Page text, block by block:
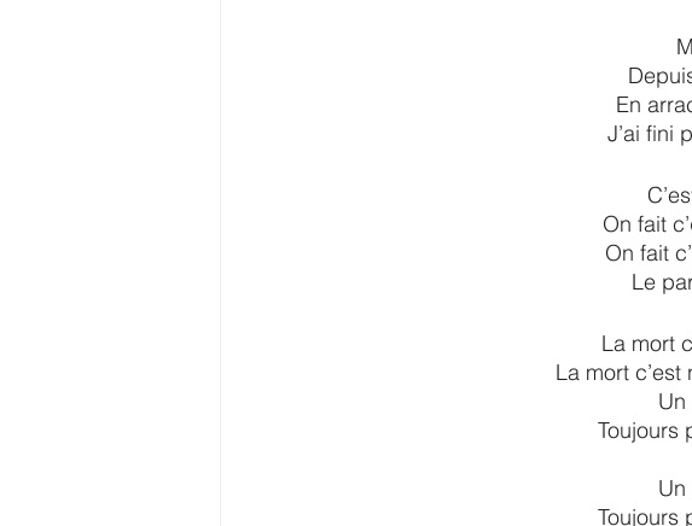
En
J’ai fini
On fait
On fait
Le
La mort
La mort
Toujours
Toujours